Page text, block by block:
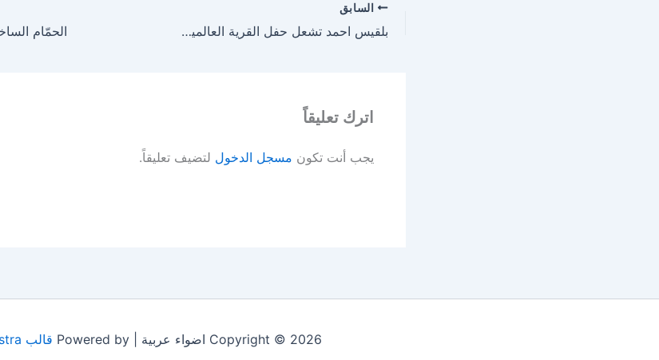
السابق
بلقيس احمد تشعل حفل القرية العالمية بدبي فرح وغناء وتطلق البومها الجديد
اترك تعليقاً
يجب أنت تكون مسجل الدخول لتضيف تعليقاً.
Copyright © 2026 اضواء عربية | Powered by قالب Astra للووردبريس